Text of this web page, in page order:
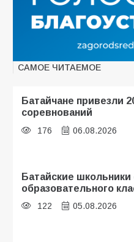
САМОЕ ЧИТАЕМОЕ
Батайчане привезли
соревнований
176 06.08.2026
Батайские школьники
образовательного
122 05.08.2026